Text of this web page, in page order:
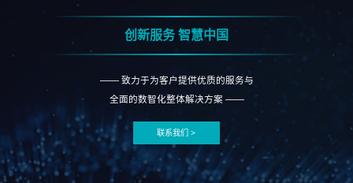
创新服务 智慧中国
—— 致力于为客户提供优质的服务与
全面的数智化整体解决方案 ——
联系我们 >